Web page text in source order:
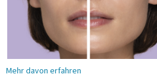
Mehr davon erfahren